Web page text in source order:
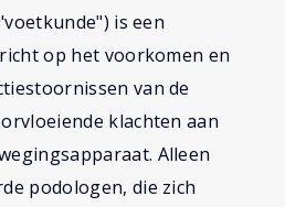
is een
op het voorkomen en
van de
klachten aan
Alleen
podologen, die zich